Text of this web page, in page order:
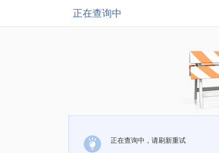
正在查询中
正在查询中，请刷新重试